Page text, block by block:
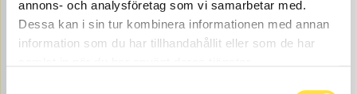
annons- och analysföretag som vi samarbetar med.
Dessa kan i sin tur kombinera informationen med annan
information som du har tillhandahållit eller som de har